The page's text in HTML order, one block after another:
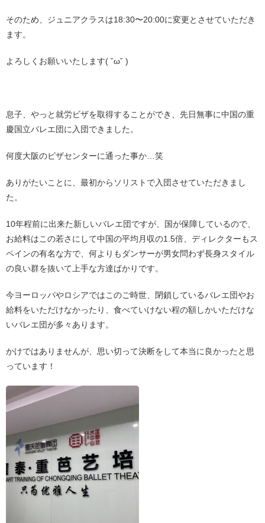
そのため、ジュニアクラスは18:30〜20:00に変更とさせていただき
ます。
よろしくお願いいたします( ˘ω˘ )
息子、やっと就労ビザを取得することができ、先日無事に中国の重
慶国立バレエ団に入団できました。
何度大阪のビザセンターに通った事か…笑
ありがたいことに、最初からソリストで入団させていただきまし
た。
10年程前に出来た新しいバレエ団ですが、国が保障しているので、
お給料はこの若さにして中国の平均月収の1.5倍、ディレクターもス
ペインの有名な方で、何よりもダンサーが男女問わず長身スタイル
の良い群を抜いて上手な方達ばかりです。
今ヨーロッパやロシアではこのご時世、閉鎖しているバレエ団やお
給料をいただけなかったり、食べていけない程の額しかいただけな
いバレエ団が多々あります。
かけではありませんが、思い切って決断をして本当に良かったと思
っています！